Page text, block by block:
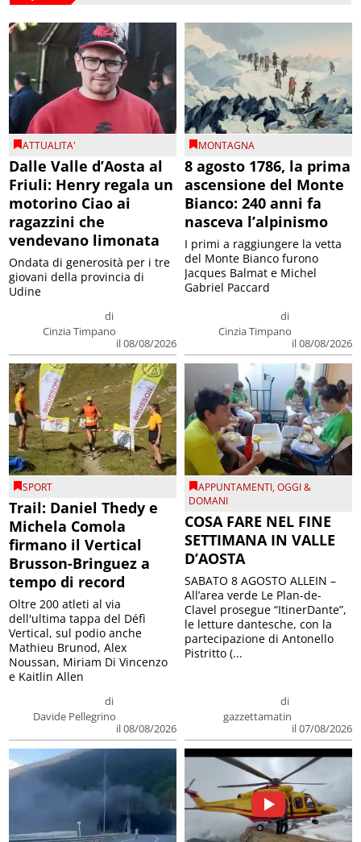
ATTUALITA'
Dalle Valle d’Aosta al
Friuli: Henry regala un
motorino Ciao ai
ragazzini che
vendevano limonata
di
Cinzia Timpano
il 08/08/2026
Ondata di generosità per i tre
giovani della provincia di
Udine
MONTAGNA
8 agosto 1786, la prima
ascensione del Monte
Bianco: 240 anni fa
nasceva l’alpinismo
di
Cinzia Timpano
il 08/08/2026
I primi a raggiungere la vetta
del Monte Bianco furono
Jacques Balmat e Michel
Gabriel Paccard
SPORT
Trail: Daniel Thedy e
Michela Comola
firmano il Vertical
Brusson-Bringuez a
tempo di record
di
Davide Pellegrino
il 08/08/2026
Oltre 200 atleti al via
dell'ultima tappa del Défì
Vertical, sul podio anche
Mathieu Brunod, Alex
Noussan, Miriam Di Vincenzo
e Kaitlin Allen
APPUNTAMENTI,OGGI &
DOMANI
COSA FARE NEL FINE
SETTIMANA IN VALLE
D’AOSTA
di
gazzettamatin
il 07/08/2026
SABATO 8 AGOSTO ALLEIN –
All’area verde Le Plan-de-
Clavel prosegue “ItinerDante”,
le letture dantesche, con la
partecipazione di Antonello
Pistritto (...